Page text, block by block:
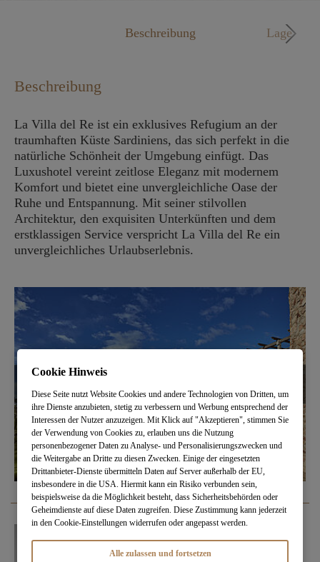
Beschreibung Lage
Beschreibung
La Villa del Re ist ein exklusives Refugium an der
traumhaften Küste Sardiniens, das sich perfekt in die
natürliche Schönheit der Umgebung einfügt. Das
Luxushotel vereint zeitlose Eleganz mit modernem
Komfort und bietet eine unvergleichliche Oase der
Ruhe und Entspannung. Mit seiner stilvollen
Architektur, den exquisiten Unterkünften und dem
erstklassigen Service verspricht La Villa del Re ein
unvergleichliches Urlaubserlebnis.
Cookie Hinweis
Diese Seite nutzt Website Cookies und andere Technologien von Dritten, um
ihre Dienste anzubieten, stetig zu verbessern und Werbung entsprechend der
Interessen der Nutzer anzuzeigen. Mit Klick auf "Akzeptieren", stimmen Sie
der Verwendung von Cookies zu, erlauben uns die Nutzung
personenbezogener Daten zu Analyse- und Personalisierungszwecken und
die Weitergabe an Dritte zu diesen Zwecken. Einige der eingesetzten
Drittanbieter-Dienste übermitteln Daten auf Server außerhalb der EU,
insbesondere in die USA. Hiermit kann ein Risiko verbunden sein,
beispielsweise da die Möglichkeit besteht, dass Sicherheitsbehörden oder
Geheimdienste auf diese Daten zugreifen. Diese Zustimmung kann jederzeit
in den Cookie-Einstellungen widerrufen oder angepasst werden.
Alle zulassen und fortsetzen